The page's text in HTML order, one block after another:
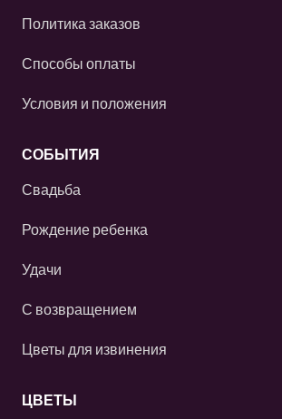
Политика заказов
Способы оплаты
Условия и положения
СОБЫТИЯ
Свадьба
Рождение ребенка
Удачи
С возвращением
Цветы для извинения
ЦВЕТЫ